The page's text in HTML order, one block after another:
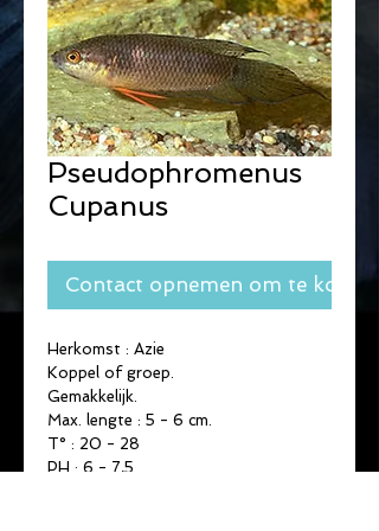
Pseudophromenus
Cupanus
Contact opnemen om te kopen
Herkomst : Azie
Koppel of groep.
Gemakkelijk.
Max. lengte : 5 - 6 cm.
T° : 20 - 28
PH : 6 - 7,5